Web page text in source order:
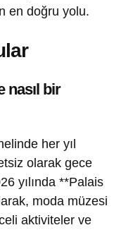
en doğru yolu.
nasıl bir
her yıl
olarak gece
yılında **Palais
moda müzesi
aktiviteler ve